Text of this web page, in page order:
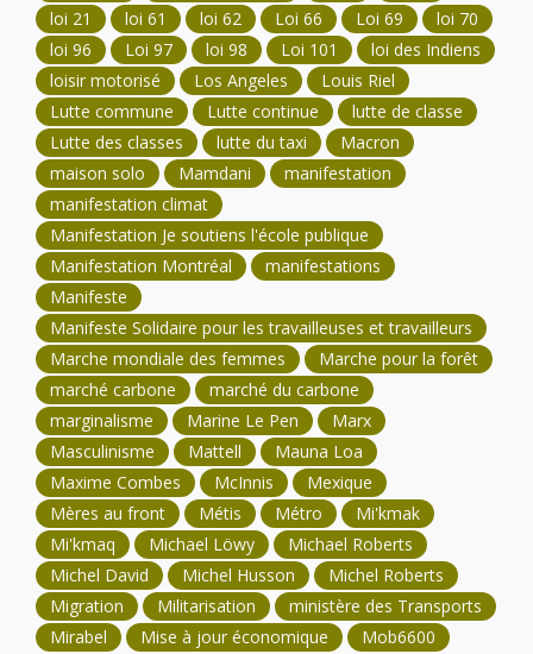
loi 21 loi 61 loi 62 Loi 66 Loi 69
loi 70
loi 96
Loi 97 loi 98 Loi 101
loi des Indiens
loisir motorisé
Los Angeles
Louis Riel
Lutte commune
Lutte continue
lutte de classe
Lutte des classes
lutte du taxi
Macron
maison solo
Mamdani
manifestation
manifestation climat
Manifestation Je soutiens l'école publique
Manifestation Montréal
manifestations
Manifeste
Manifeste Solidaire pour les travailleuses et travailleurs
Marche mondiale des femmes
Marche pour la forêt
marché carbone
marché du carbone
marginalisme
Marine Le Pen
Marx
Masculinisme
Mattell
Mauna Loa
Maxime Combes
McInnis
Mexique
Mères au front
Métis Métro
Mi'kmak
Mi'kmaq
Michael Löwy
Michael Roberts
Michel David
Michel Husson
Michel Roberts
Migration
Militarisation
ministère des Transports
Mirabel
Mise à jour économique
Mob6600